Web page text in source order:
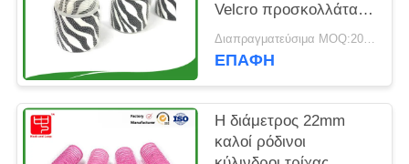
Velcro προσκολλάται
ρόλερ 40mm πακέτο
διαμέτρων 6
Διαπραγματεύσιμα MOQ:2000/υ
ΕΠΑΦΉ
Η διάμετρος 22mm
καλοί ρόδινοι